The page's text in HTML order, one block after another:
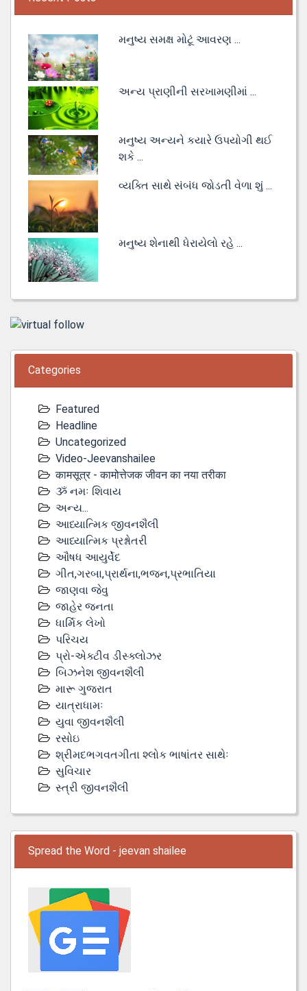
મનુષ્ય સમક્ષ મોટૂં આવરણ ...
અન્ય પ્રાણીની સરખામણીમાં ...
મનુષ્ય અન્યને કયારે ઉપયોગી થઈ
શકે ...
વ્યક્તિ સાથે સંબંધ જોડતી વેળા શું ...
મનુષ્ય શેનાથી ધેરાયેલો રહે ...
Categories
Featured
Headline
Uncategorized
Video-Jeevanshailee
कामसूत्र - कामोत्तेजक जीवन का नया तरीका
ૐ નમઃ શિવાય
અન્ય...
આધ્યાત્મિક જીવનશૈલી
આધ્યાત્મિક પ્રશ્નોતરી
ઔષધ આયુર્વેદ
ગીત,ગરબા,પ્રાર્થના,ભજન,પ્રભાતિયા
જાણવા જેવુ
જાહેર જનતા
ધાર્મિક લેખો
પરિચય
પ્રો-એક્ટીવ ડીસ્‍ક્લોઝર
બિઝનેશ જીવનશૈલી
મારૂ ગુજરાત
યાત્રાધામઃ
યુવા જીવનશૈલી
રસોઇ
શ્રીમદભગવતગીતા શ્લોક ભાષાંતર સાથેઃ
સુવિચાર
સ્ત્રી જીવનશૈલી
Spread the Word - jeevan shailee